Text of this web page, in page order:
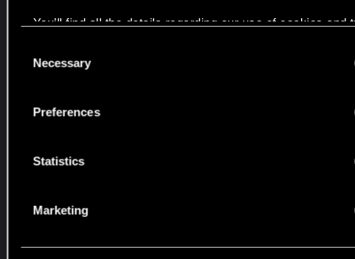
You’ll find all the details regarding our use of cookies and
Necessary
Preferences
Statistics
Marketing
w
c